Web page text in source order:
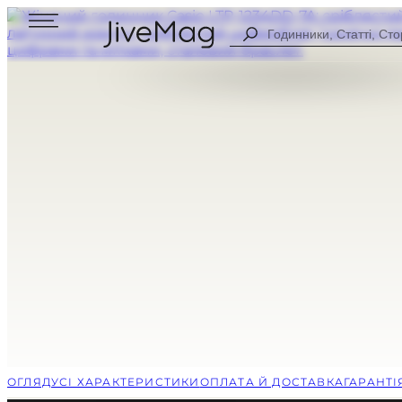
Search
...
ОГЛЯДУСІ ХАРАКТЕРИСТИКИ ОПЛАТА Й ДОСТАВКА